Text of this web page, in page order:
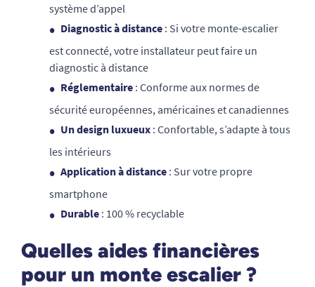
système d’appel
Diagnosticà distance : Si votre monte-escalier
est connecté, votre installateur peut faire un
diagnostic à distance
Réglementaire : Conforme aux normes de
sécurité européennes, américaines et canadiennes
Un design luxueux : Confortable, s’adapte à tous
les intérieurs
Application à distance : Sur votre propre
smartphone
Durable : 100 % recyclable
Quelles aides financières
pour un monte escalier ?